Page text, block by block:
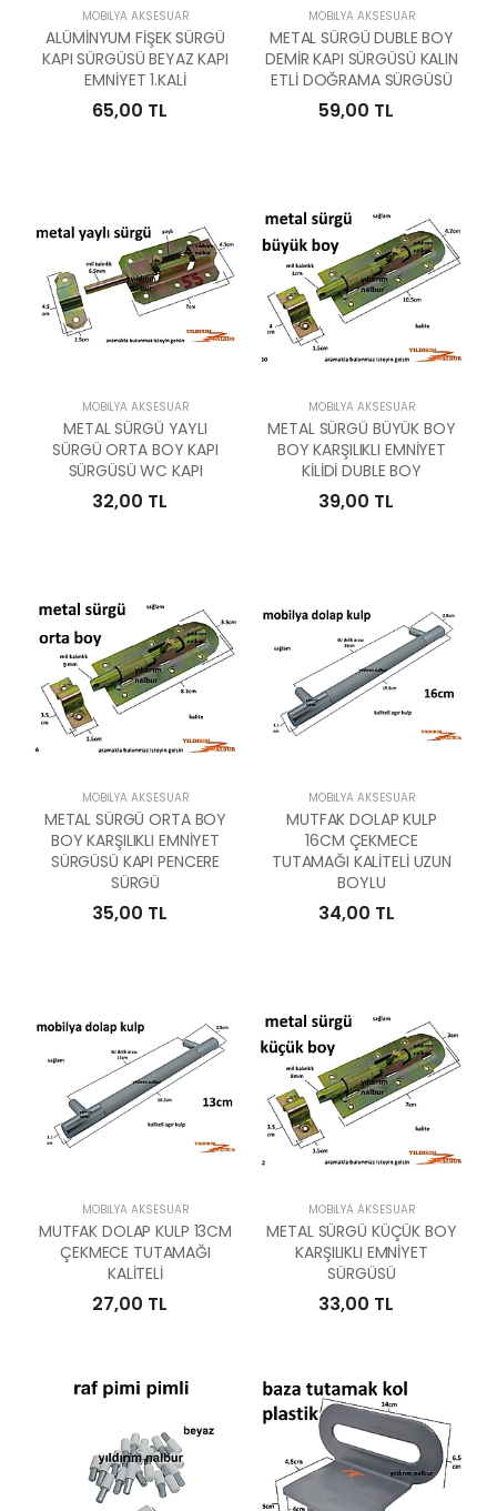
MOBILYA AKSESUAR
ALÜMİNYUM FİŞEK SÜRGÜ
KAPI SÜRGÜSÜ BEYAZ KAPI
EMNİYET 1.KALİ
65,00 TL
MOBILYA AKSESUAR
METAL SÜRGÜ DUBLE BOY
DEMİR KAPI SÜRGÜSÜ KALIN
ETLİ DOĞRAMA SÜRGÜSÜ
59,00 TL
MOBILYA AKSESUAR
METAL SÜRGÜ YAYLI
SÜRGÜ ORTA BOY KAPI
SÜRGÜSÜ WC KAPI
32,00 TL
MOBILYA AKSESUAR
METAL SÜRGÜ BÜYÜK BOY
BOY KARŞILIKLI EMNİYET
KİLİDİ DUBLE BOY
39,00 TL
MOBILYA AKSESUAR
METAL SÜRGÜ ORTA BOY
BOY KARŞILIKLI EMNİYET
SÜRGÜSÜ KAPI PENCERE
SÜRGÜ
35,00 TL
MOBILYA AKSESUAR
MUTFAK DOLAP KULP
16CM ÇEKMECE
TUTAMAĞI KALİTELİ UZUN
BOYLU
34,00 TL
MOBILYA AKSESUAR
MUTFAK DOLAP KULP 13CM
ÇEKMECE TUTAMAĞI
KALİTELİ
27,00 TL
MOBILYA AKSESUAR
METAL SÜRGÜ KÜÇÜK BOY
KARŞILIKLI EMNİYET
SÜRGÜSÜ
33,00 TL